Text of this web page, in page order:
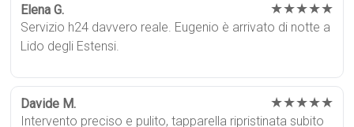
Elena G. ★★★★★
Servizio h24 davvero reale. Eugenio è arrivato di notte a
Lido degli Estensi.
Davide M. ★★★★★
Intervento preciso e pulito, tapparella ripristinata subito